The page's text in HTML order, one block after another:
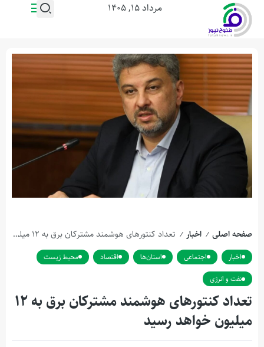
مرداد ۱۵, ۱۴۰۵
صفحه اصلی / اخبار / تعداد کنتورهای هوشمند مشترکان برق به ۱۲ میلیون خواهد رسید
اخبار اجتماعی استان‌ها اقتصاد
محیط زیست
نفت و انرژی
تعداد کنتورهای هوشمند مشترکان برق به ۱۲
میلیون خواهد رسید